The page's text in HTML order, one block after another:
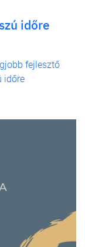
időre
fejlesztő
időre